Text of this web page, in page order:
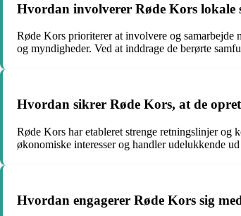
Hvordan involverer Røde Kors lokale
Røde Kors prioriterer at involvere og samarbejde
og myndigheder. Ved at inddrage de berørte
Hvordan sikrer Røde Kors, at de
Røde Kors har etableret strenge retningslinjer
økonomiske interesser og handler udelukkende
Hvordan engagerer Røde Kors sig